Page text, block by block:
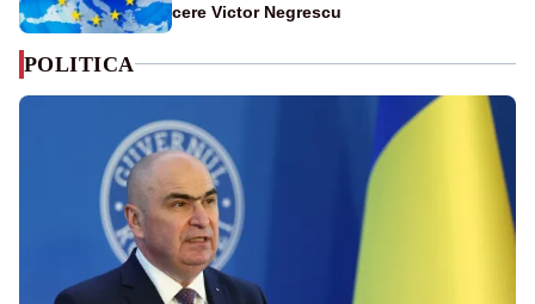
cere Victor Negrescu
POLITICA